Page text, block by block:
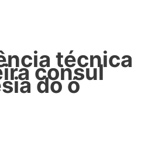
técnica
consul
do ó